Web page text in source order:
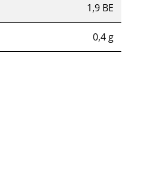
1,9 BE
0,4 g